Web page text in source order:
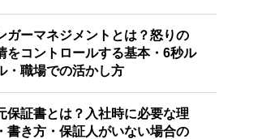
ガーマネジメントとは？怒りの
をコントロールする基本・6秒ル
・職場での活かし方
保証書とは？入社時に必要な理
書き方・保証人がいない場合の